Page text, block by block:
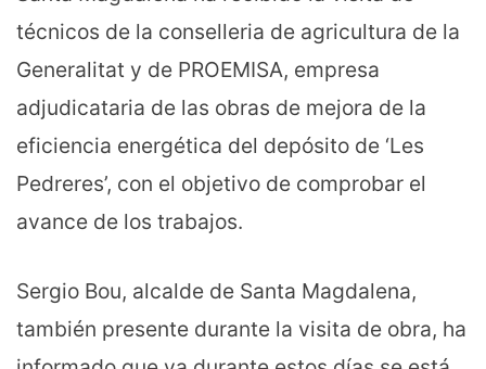
técnicos de la conselleria de agricultura de la
Generalitat y de PROEMISA, empresa
adjudicataria de las obras de mejora de la
eficiencia energética del depósito de ‘Les
Pedreres’, con el objetivo de comprobar el
avance de los trabajos.
Sergio Bou, alcalde de Santa Magdalena,
también presente durante la visita de obra, ha